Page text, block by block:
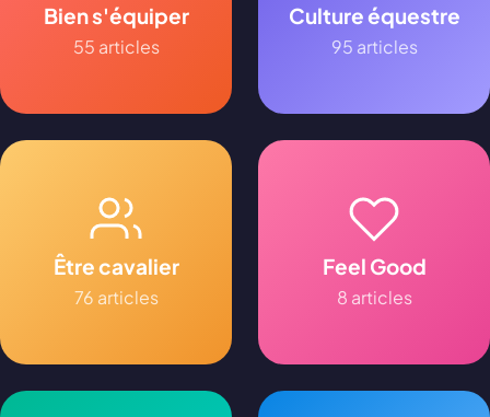
Bien s'équiper
55 articles
Culture équestre
95 articles
Être cavalier
76 articles
Feel Good
8 articles